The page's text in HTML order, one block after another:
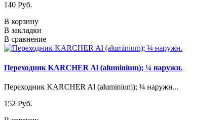
140 Pуб.
В корзину
В закладки
В сравнение
Переходник KARCHER Al (aluminium); ¼ наружн.
Переходник KARCHER Al (aluminium); ¼ наружн...
152 Pуб.